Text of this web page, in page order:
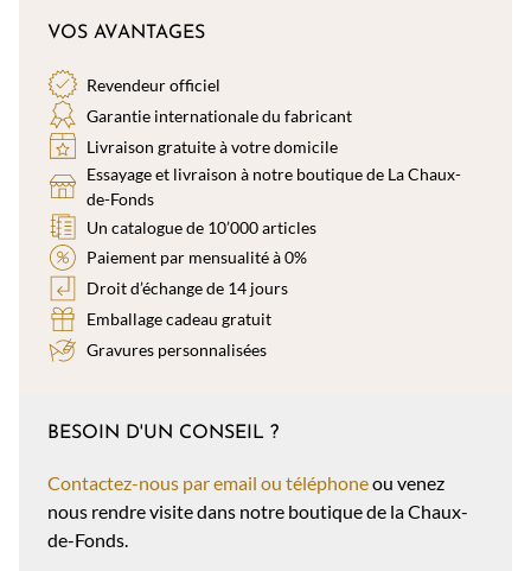
VOS AVANTAGES
Revendeur officiel
Garantie internationale du fabricant
Livraison gratuite à votre domicile
Essayage et livraison à notre boutique de La Chaux-
de-Fonds
Un catalogue de 10’000 articles
Paiement par mensualité à 0%
Droit d’échange de 14 jours
Emballage cadeau gratuit
Gravures personnalisées
BESOIN D'UN CONSEIL ?
Contactez-nous par email ou téléphoneou venez
nous rendre visite dans notre boutique de la Chaux-
de-Fonds.